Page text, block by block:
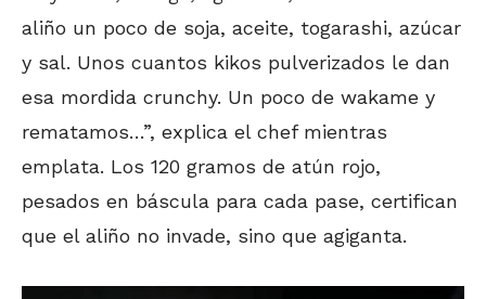
aliño un poco de soja, aceite, togarashi, azúcar
y sal. Unos cuantos kikos pulverizados le dan
esa mordida crunchy. Un poco de wakame y
rematamos…”, explica el chef mientras
emplata. Los 120 gramos de atún rojo,
pesados en báscula para cada pase, certifican
que el aliño no invade, sino que agiganta.